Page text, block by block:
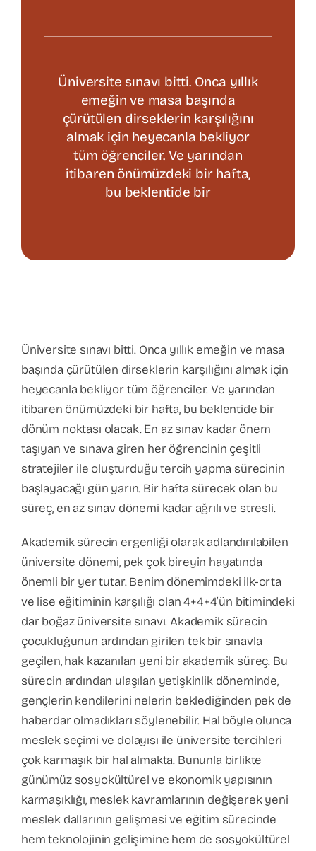
Varis Tedavisi
Kalp Cerrahisi
Hasta Bilgilendirme
İletişim
Üniversite sınavı bitti. Onca yıllık
emeğin ve masa başında
çürütülen dirseklerin karşılığını
almak için heyecanla bekliyor
tüm öğrenciler. Ve yarından
itibaren önümüzdeki bir hafta,
bu beklentide bir
Üniversite sınavı bitti. Onca yıllık emeğin ve masa
başında çürütülen dirseklerin karşılığını almak için
heyecanla bekliyor tüm öğrenciler. Ve yarından
itibaren önümüzdeki bir hafta, bu beklentide bir
dönüm noktası olacak. En az sınav kadar önem
taşıyan ve sınava giren her öğrencinin çeşitli
stratejiler ile oluşturduğu tercih yapma sürecinin
başlayacağı gün yarın. Bir hafta sürecek olan bu
süreç, en az sınav dönemi kadar ağrılı ve stresli.
Akademik sürecin ergenliği olarak adlandırılabilen
üniversite dönemi, pek çok bireyin hayatında
önemli bir yer tutar. Benim dönemimdeki ilk-orta
ve lise eğitiminin karşılığı olan 4+4+4’ün bitimindeki
dar boğaz üniversite sınavı. Akademik sürecin
çocukluğunun ardından girilen tek bir sınavla
geçilen, hak kazanılan yeni bir akademik süreç. Bu
sürecin ardından ulaşılan yetişkinlik döneminde,
gençlerin kendilerini nelerin beklediğinden pek de
haberdar olmadıkları söylenebilir. Hal böyle olunca
meslek seçimi ve dolayısı ile üniversite tercihleri
çok karmaşık bir hal almakta. Bununla birlikte
günümüz sosyokültürel ve ekonomik yapısının
karmaşıklığı, meslek kavramlarının değişerek yeni
meslek dallarının gelişmesi ve eğitim sürecinde
hem teknolojinin gelişimine hem de sosyokültürel